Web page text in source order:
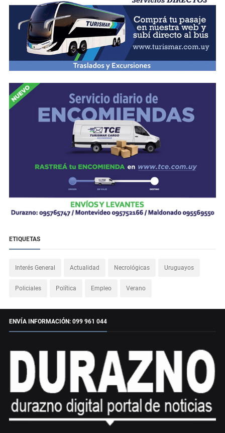
ETIQUETAS
Interés General Actualidad Necrológicas Uruguayos
Policiales Política Empleo Verano
ENVÍA INFORMACIÓN: 099 961 044